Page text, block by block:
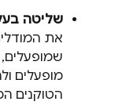
שליטה
מופעלים
הטוקנים